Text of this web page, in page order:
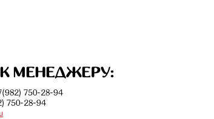
МЕНЕДЖЕРУ:
750-28-94
750-28-94